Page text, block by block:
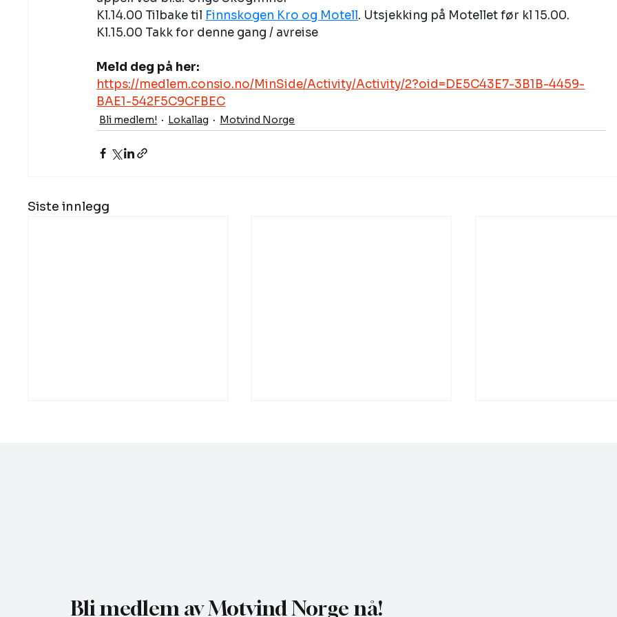
Kl.14.00 Tilbake til Finnskogen Kro og Motell. Utsjekking på Motellet før kl 15.00.
Kl.15.00 Takk for denne gang / avreise
Meld deg på her:
https://medlem.consio.no/MinSide/Activity/Activity/2?oid=DE5C43E7-3B1B-4459-
BAE1-542F5C9CFBEC
Bli medlem! Lokallag Motvind Norge
Siste innlegg
Bli medlem av Motvind Norge nå!